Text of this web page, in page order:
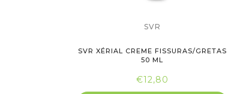
SVR
SVR XÉRIAL CREME FISSURAS/GRETAS
50 ML
€12,80